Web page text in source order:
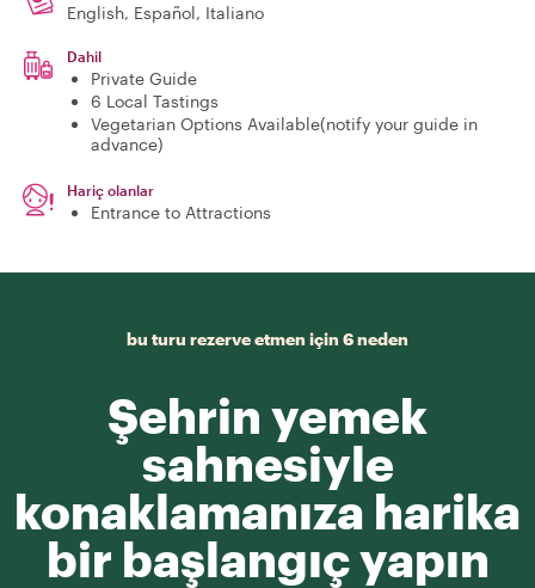
English, Español, Italiano
Dahil
Private Guide
6 Local Tastings
Vegetarian Options Available(notify your guide in
advance)
Hariç olanlar
Entrance to Attractions
bu turu rezerve etmen için 6 neden
Şehrin yemek
sahnesiyle
konaklamanıza harika
bir başlangıç yapın